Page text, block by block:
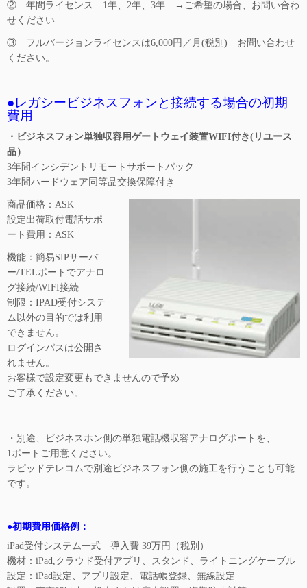
② 年間ライセンス 1年、2年、3年 →ご希望の場合、お問い合わ
せください
③ フルバージョンライセンスは6,000円／月(税別) お問い合わせ
ください。
●レガシービジネスフォンと接続する場合の初期
費用
・ビジネスフォン単独収容用ゲートウェイ装置WIFI付き(リユース
品）
3年間インシデントリモートサポートパック
3年間ハードウェア同等品交換保障付き
商品価格：ASK
設定出荷取付電話サポ
ート費用：ASK
機能：簡易SIPサーバ
ー/TELポートでアナロ
グ接続/WIFI接続
制限：IPAD受付システ
ム以外の目的では利用
できません。
ログインパスは公開さ
れません。
お客様で設定変更もできませんので予め
ご了承ください。
・別途、ビジネスホン側の単独電話機収容アナログポートを、
1ポートご用意ください。
ラピッドテレコムで別途ビジネスフォン側の施工を行うことも可能
です。
●初期費用価格例：
iPad受付システム一式 導入費 39万円（税別）
機材：iPad,クラウド受付アプリ、スタンド、ライトニングケーブル
設定：iPad設定、アプリ設定、電話帳登録、無線設定